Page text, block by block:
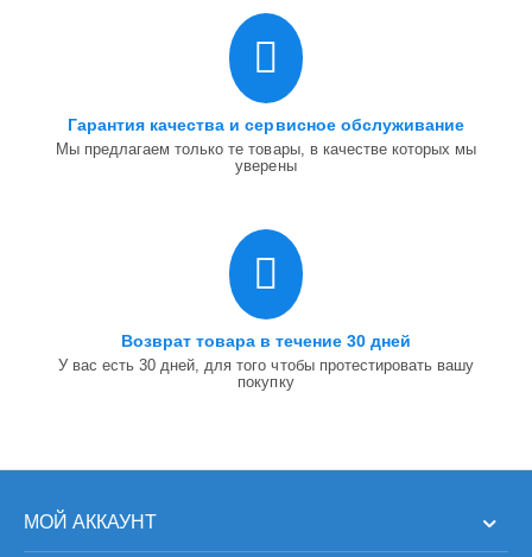
Гарантия качества и сервисное обслуживание
Мы предлагаем только те товары, в качестве которых мы
уверены
Возврат товара в течение 30 дней
У вас есть 30 дней, для того чтобы протестировать вашу
покупку
МОЙ АККАУНТ